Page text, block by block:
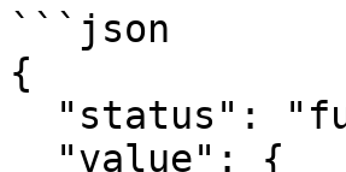
```json
{